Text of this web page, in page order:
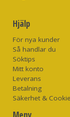
Hjälp
För nya kunder
Så handlar du
Söktips
Mitt konto
Leverans
Betalning
Säkerhet &
Meny